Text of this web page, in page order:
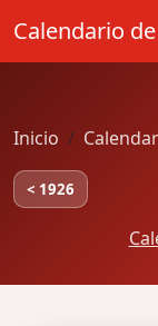
Calendario
Inicio
< 1926